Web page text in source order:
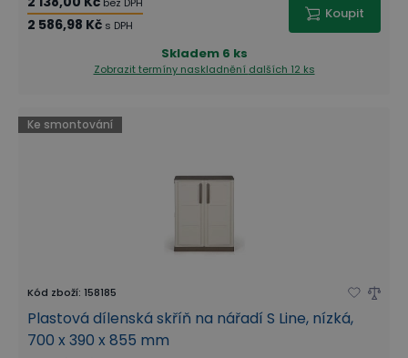
2 586,98 Kč s DPH
Koupit
Skladem 6 ks
Zobrazit termíny naskladnění dalších 12 ks
Ke smontování
Kód zboží: 158185
Plastová dílenská skříň na nářadí S Line, nízká,
700 x 390 x 855 mm